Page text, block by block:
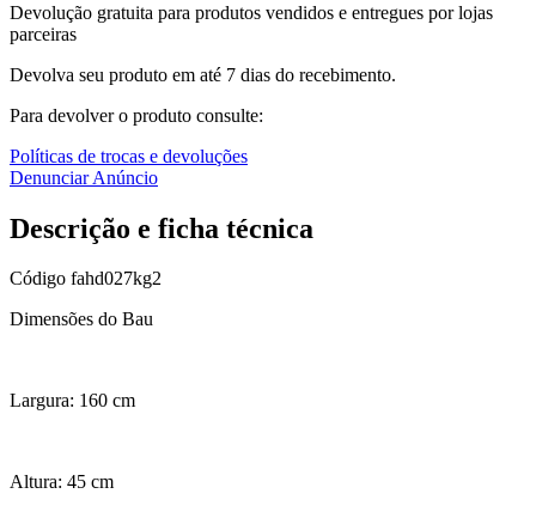
Devolução gratuita para produtos vendidos e entregues por lojas
parceiras
Devolva seu produto em até 7 dias do recebimento.
Para devolver o produto consulte:
Políticas de trocas e devoluções
Denunciar Anúncio
Descrição e ficha técnica
Código fahd027kg2
Dimensões do Bau
Largura: 160 cm
Altura: 45 cm